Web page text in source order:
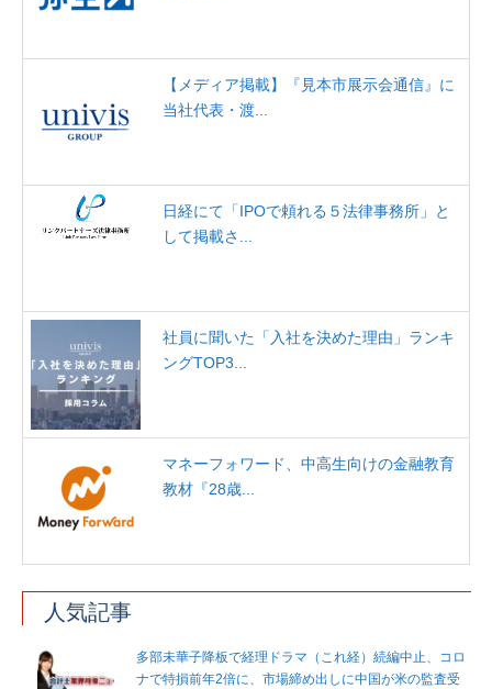
【メディア掲載】『見本市展示会通信』に
当社代表・渡...
日経にて「IPOで頼れる５法律事務所」と
して掲載さ...
社員に聞いた「入社を決めた理由」ランキ
ングTOP3...
マネーフォワード、中高生向けの金融教育
教材『28歳...
人気記事
多部未華子降板で経理ドラマ（これ経）続編中止、コロ
ナで特損前年2倍に、市場締め出しに中国が米の監査受